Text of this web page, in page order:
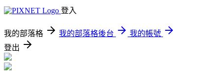
登入
我的部落格 我的部落格後台
我的帳號
登出